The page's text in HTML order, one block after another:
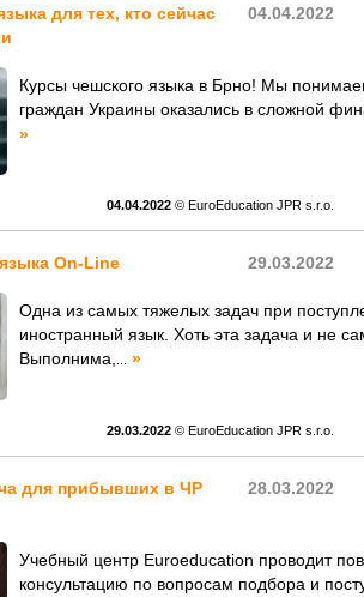
04.04.2022
для тех, кто сейчас
Курсы чешского языка в Брно! Мы
граждан Украины оказались в сложной
»
04.04.2022 © EuroEducation JPR s.r.o.
29.03.2022
On-Line
Одна из самых тяжелых задач при
иностранный язык. Хоть эта задача и не
Выполнима,
»
29.03.2022 © EuroEducation JPR s.r.o.
28.03.2022
для прибывших в ЧР
Учебный центр Euroeducation проводит
консультацию по вопросам подбора и